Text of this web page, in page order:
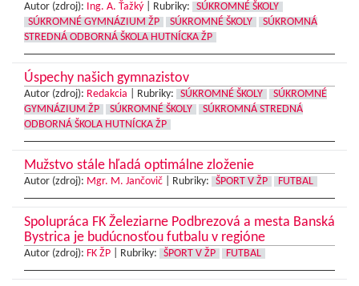
Autor (zdroj): Ing. A. Ťažký Rubriky:
SÚKROMNÉ ŠKOLY
SÚKROMNÉ GYMNÁZIUM ŽP
SÚKROMNÉ ŠKOLY
SÚKROMNÁ
STREDNÁ ODBORNÁ ŠKOLA HUTNÍCKA ŽP
Úspechy našich gymnazistov
Autor (zdroj): Redakcia Rubriky: SÚKROMNÉ ŠKOLY
SÚKROMNÉ
GYMNÁZIUM ŽP
SÚKROMNÉ ŠKOLY
SÚKROMNÁ STREDNÁ
ODBORNÁ ŠKOLA HUTNÍCKA ŽP
Mužstvo stále hľadá optimálne zloženie
Autor (zdroj): Mgr. M. Jančovič Rubriky: ŠPORT V ŽP FUTBAL
Spolupráca FK Železiarne Podbrezová a mesta Banská
Bystrica je budúcnosťou futbalu v regióne
Autor (zdroj): FK ŽP Rubriky: ŠPORT V ŽP FUTBAL